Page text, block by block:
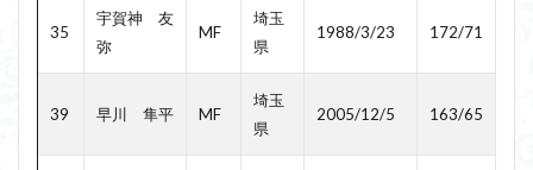
35
宇賀神 友
弥
MF
埼玉
県
1988/3/23 172/71
39 早川 隼平 MF
埼玉
県
2005/12/5 163/65